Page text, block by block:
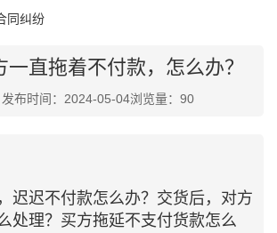
同纠纷
一直拖着不付款，怎么办？
布时间：2024-05-04浏览量： 90
迟迟不付款怎么办？交货后，对方
处理？买方拖延不支付货款怎么